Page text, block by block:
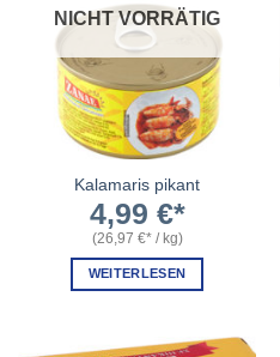
NICHT VORRÄTIG
Kalamaris pikant
4,99 €
(26,97 € /kg)
WEITERLESEN